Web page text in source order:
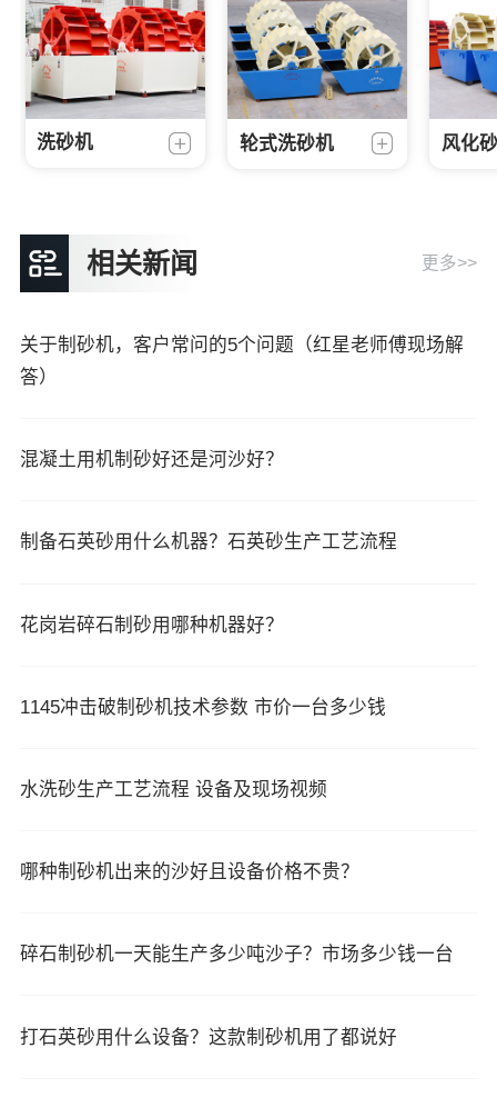
洗砂机 轮式洗砂机 风化
相关新闻 更多>>
关于制砂机，客户常问的5个问题（红星老师傅现场解
答）
混凝土用机制砂好还是河沙好？
制备石英砂用什么机器？石英砂生产工艺流程
花岗岩碎石制砂用哪种机器好？
1145冲击破制砂机技术参数 市价一台多少钱
水洗砂生产工艺流程 设备及现场视频
哪种制砂机出来的沙好且设备价格不贵？
碎石制砂机一天能生产多少吨沙子？市场多少钱一台
打石英砂用什么设备？这款制砂机用了都说好